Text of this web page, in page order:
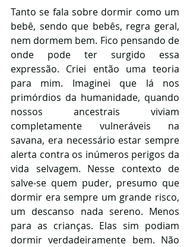
Tanto se fala sobre dormir como um
bebê, sendo que bebês, regra geral,
nem dormem bem. Fico pensando de
onde pode ter surgido essa
expressão. Criei então uma teoria
para mim. Imaginei que lá nos
primórdios da humanidade, quando
nossos ancestrais viviam
completamente vulneráveis na
savana, era necessário estar sempre
alerta contra os inúmeros perigos da
vida selvagem. Nesse contexto de
salve-se quem puder, presumo que
dormir era sempre um grande risco,
um descanso nada sereno. Menos
para as crianças. Elas sim podiam
dormir verdadeiramente bem. Não